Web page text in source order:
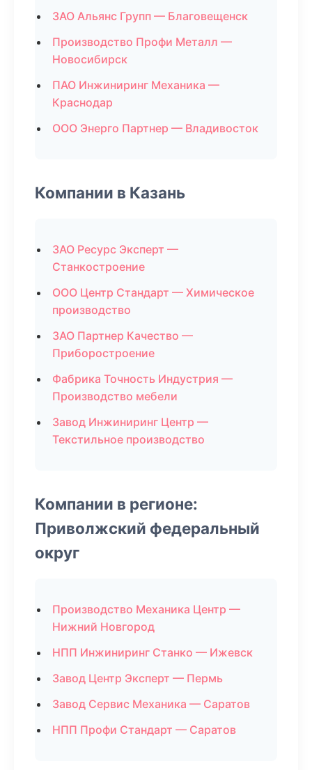
ЗАО Альянс Групп — Благовещенск
Производство Профи Металл —
Новосибирск
ПАО Инжиниринг Механика —
Краснодар
ООО Энерго Партнер — Владивосток
Компании в Казань
ЗАО Ресурс Эксперт —
Станкостроение
ООО Центр Стандарт — Химическое
производство
ЗАО Партнер Качество —
Приборостроение
Фабрика Точность Индустрия —
Производство мебели
Завод Инжиниринг Центр —
Текстильное производство
Компании в регионе:
Приволжский федеральный
округ
Производство Механика Центр —
Нижний Новгород
НПП Инжиниринг Станко — Ижевск
Завод Центр Эксперт — Пермь
Завод Сервис Механика — Саратов
НПП Профи Стандарт — Саратов